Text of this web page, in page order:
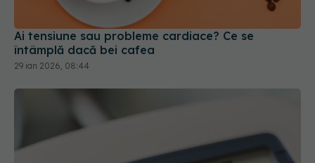
Ai tensiune sau probleme cardiace? Ce se
întâmplă dacă bei cafea
29 ian 2026, 08:44